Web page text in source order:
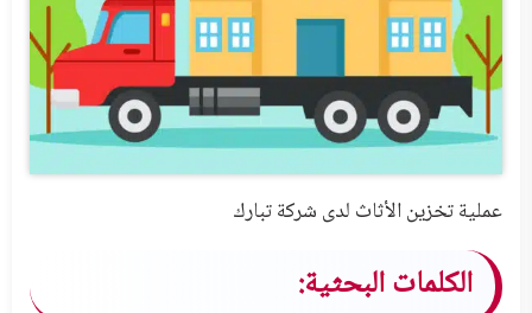
عملية تخزين الأثاث لدى شركة تبارك
الكلمات البحثية: